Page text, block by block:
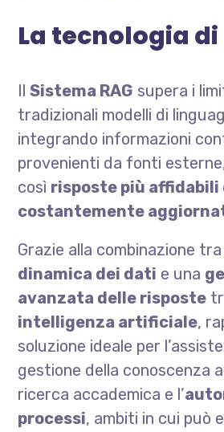
La tecnologia
IlSistema RAG supera i
tradizionali modelli di
integrando informazioni
provenienti da fonti
così risposte più affidabili
costantemente
Grazie alla combinazione tra
dinamica dei dati e una
avanzata delle risposte
intelligenza artificiale,
soluzione ideale per
gestione della conoscenza
ricerca accademica e l’
processi, ambiti in cui può